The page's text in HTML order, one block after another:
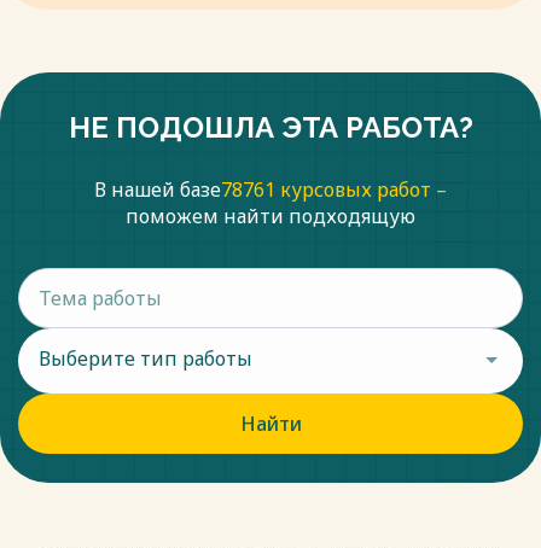
НЕ ПОДОШЛА ЭТА РАБОТА?
В нашей базе78761 курсовых работ –
поможем найти подходящую
Выберите тип работы
Найти